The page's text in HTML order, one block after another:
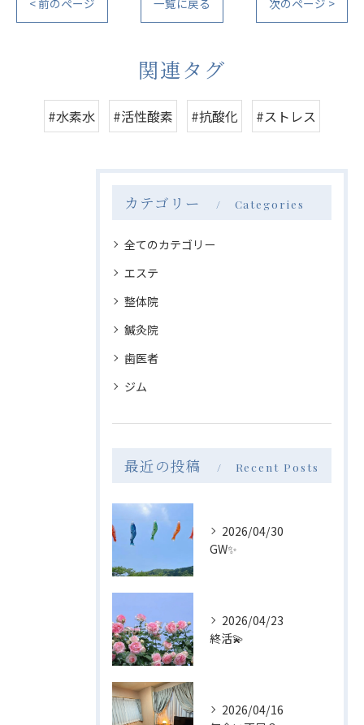
関連タグ
#水素水 #活性酸素 #抗酸化 #ストレス
カテゴリー Categories
全てのカテゴリー
エステ
整体院
鍼灸院
歯医者
ジム
最近の投稿 Recent Posts
2026/04/30
GW✨
2026/04/23
終活💫
2026/04/16